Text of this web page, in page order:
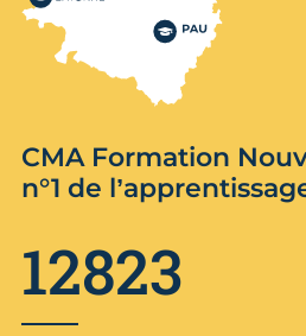
CMA Formation
n°1 de
12823